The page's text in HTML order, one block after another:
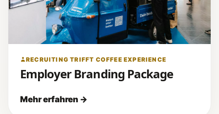
RECRUITING TRIFFT COFFEE EXPERIENCE
Employer Branding Package